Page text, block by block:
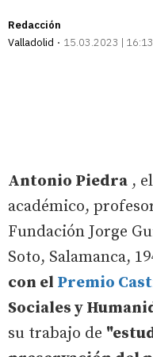
Redacción
Valladolid
15.03.2023 | 16:13
Antonio Piedra ,
académico,
Fundación Jorge
Soto, Salamanca,
con el Premio
Sociales y
su trabajo de